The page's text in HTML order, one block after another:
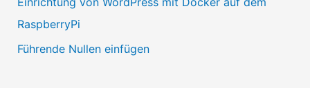
RaspberryPi
Führende Nullen einfügen